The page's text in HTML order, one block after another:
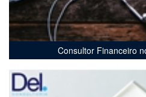
Consultor Financeiro